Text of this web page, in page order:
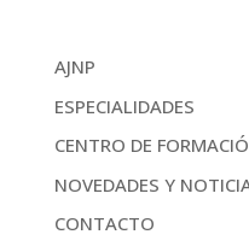
AJNP
ESPECIALIDADES
CENTRO DE
NOVEDADES Y
CONTACTO